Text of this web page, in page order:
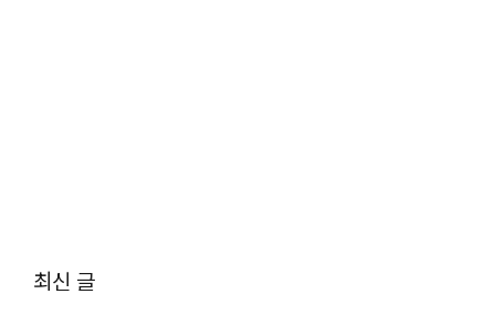
최신 글